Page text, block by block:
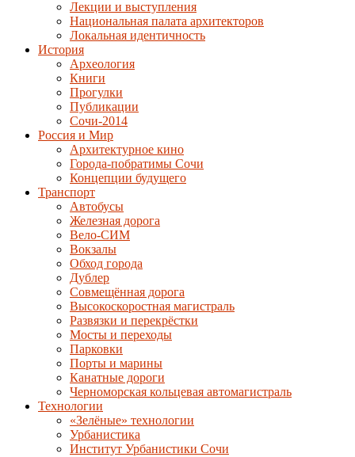
Лекции и выступления
Национальная палата архитекторов
Локальная идентичность
История
Археология
Книги
Прогулки
Публикации
Сочи-2014
Россия и Мир
Архитектурное кино
Города-побратимы Сочи
Концепции будущего
Транспорт
Автобусы
Железная дорога
Вело-СИМ
Вокзалы
Обход города
Дублер
Совмещённая дорога
Высокоскоростная магистраль
Развязки и перекрёстки
Мосты и переходы
Парковки
Порты и марины
Канатные дороги
Черноморская кольцевая автомагистраль
Технологии
«Зелёные» технологии
Урбанистика
Институт Урбанистики Сочи